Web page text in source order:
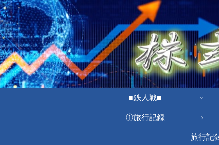
■鉄人戦■
①旅行記録
旅行記